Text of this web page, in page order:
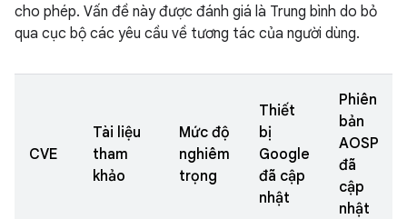
cho phép. Vấn đề này được đánh giá là Trung bình do bỏ
qua cục bộ các yêu cầu về tương tác của người dùng.
CVE
Tài liệu
tham
khảo
Mức độ
nghiêm
trọng
Thiết
bị
Google
đã cập
nhật
Phiên
bản
AOSP
đã
cập
nhật